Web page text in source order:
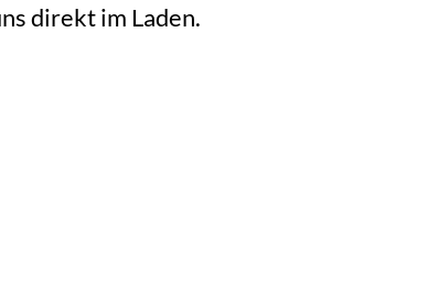
direkt im Laden.